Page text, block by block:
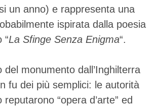
un anno) e rappresenta una
ispirata dalla poesia
“La Sfinge Senza Enigma“.
monumento dall’Inghilterra
fu dei più semplici: le autorità
“opera d’arte” ed